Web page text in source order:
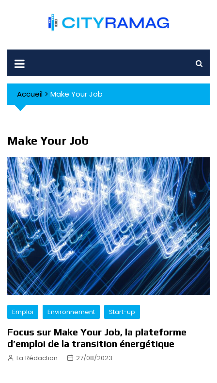
Accueil > Make Your Job
Make Your Job
Emploi Environnement Start-up
Focus sur Make Your Job, la plateforme
d’emploi de la transition énergétique
La Rédaction 27/08/2023